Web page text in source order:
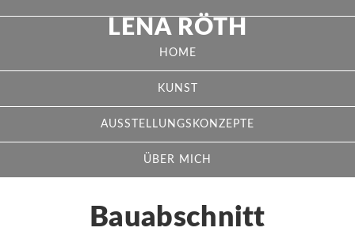
LENA RÖTH
HOME
KUNST
AUSSTELLUNGSKONZEPTE
ÜBER MICH
Bauabschnitt